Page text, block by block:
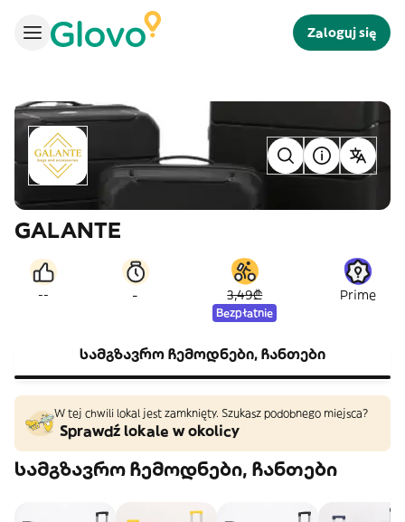
Zaloguj się
GALANTE
-- - 3,49₾
Bezpłatnie
Prime
სამგზავრო ჩემოდნები, ჩანთები
W tej chwili lokal jest zamknięty. Szukasz podobnego miejsca?
Sprawdź lokale w okolicy
სამგზავრო ჩემოდნები, ჩანთები